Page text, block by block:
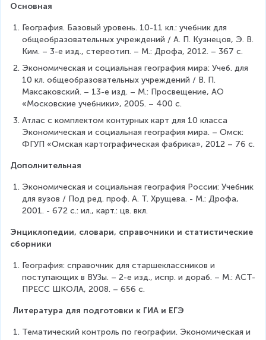
Основная
География. Базовый уровень. 10-11 кл.: учебник для
общеобразовательных учреждений / А. П. Кузнецов, Э. В.
Ким. – 3-е изд., стереотип. – М.: Дрофа, 2012. – 367 с.
Экономическая и социальная география мира: Учеб. для
10 кл. общеобразовательных учреждений / В. П.
Максаковский. – 13-е изд. – М.: Просвещение, АО
«Московские учебники», 2005. – 400 с.
Атлас с комплектом контурных карт для 10 класса
Экономическая и социальная география мира. – Омск:
ФГУП «Омская картографическая фабрика», 2012 – 76 с.
Дополнительная
Экономическая и социальная география России: Учебник
для вузов / Под ред. проф. А. Т. Хрущева. - М.: Дрофа,
2001. - 672 с.: ил., карт.: цв. вкл.
Энциклопедии, словари, справочники и статистические
сборники
География: справочник для старшеклассников и
поступающих в ВУЗы. – 2-е изд., испр. и дораб. – М.: АСТ-
ПРЕСС ШКОЛА, 2008. – 656 с.
Литература для подготовки к ГИА и ЕГЭ
Тематический контроль по географии. Экономическая и